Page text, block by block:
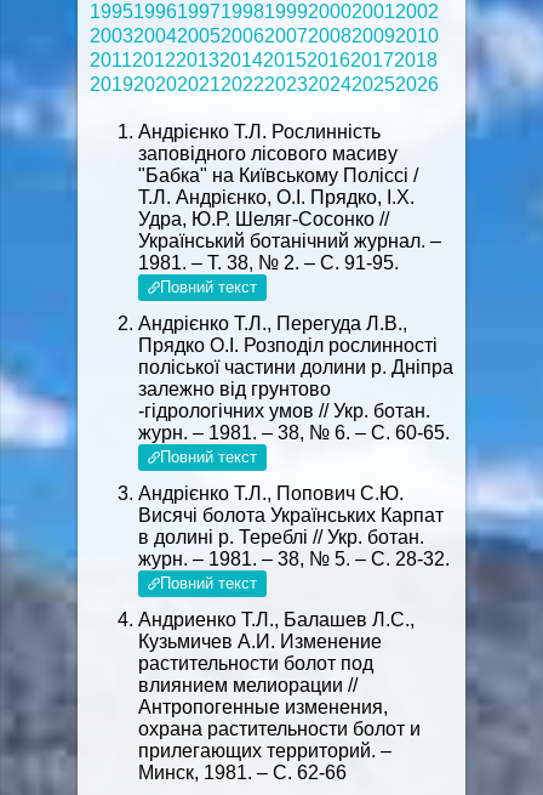
19951996199719981999200020012002
20032004200520062007200820092010
20112012201320142015201620172018
20192020202120222023202420252026
Андрієнко Т.Л. Рослинність
заповідного лісового масиву
"Бабка" на Київському Поліссі /
Т.Л. Андрієнко, О.І. Прядко, І.Х.
Удра, Ю.Р. Шеляг-Сосонко //
Український ботанічний журнал. –
1981. – Т. 38, № 2. – С. 91-95.
Повний текст
Андрієнко Т.Л., Перегуда Л.В.,
Прядко О.І. Розподіл рослинності
поліської частини долини р. Дніпра
залежно від грунтово
-гідрологічних умов // Укр. ботан.
журн. – 1981. – 38, № 6. – С. 60-65.
Повний текст
Андрієнко Т.Л., Попович С.Ю.
Висячі болота Українських Карпат
в долині р. Тереблі // Укр. ботан.
журн. – 1981. – 38, № 5. – С. 28-32.
Повний текст
Андриенко Т.Л., Балашев Л.С.,
Кузьмичев А.И. Изменение
растительности болот под
влиянием мелиорации //
Антропогенные изменения,
охрана растительности болот и
прилегающих территорий. –
Минск, 1981. – С. 62-66